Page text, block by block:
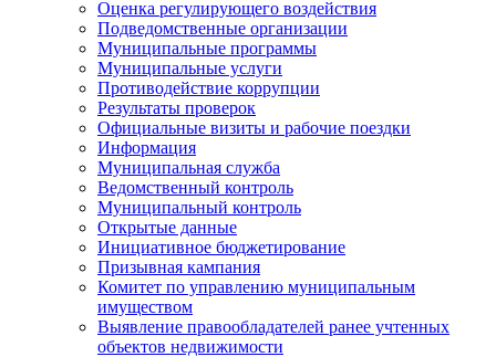
Оценка регулирующего воздействия
Подведомственные организации
Муниципальные программы
Муниципальные услуги
Противодействие коррупции
Результаты проверок
Официальные визиты и рабочие поездки
Информация
Муниципальная служба
Ведомственный контроль
Муниципальный контроль
Открытые данные
Инициативное бюджетирование
Призывная кампания
Комитет по управлению муниципальным
имуществом
Выявление правообладателей ранее учтенных
объектов недвижимости